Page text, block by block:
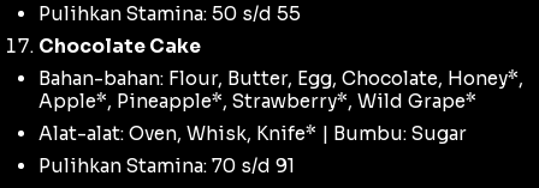
Pulihkan Stamina: 50 s/d 55
Chocolate Cake
Bahan-bahan: Flour, Butter, Egg, Chocolate, Honey*,
Apple*, Pineapple*, Strawberry*, Wild Grape*
Alat-alat: Oven, Whisk, Knife* | Bumbu: Sugar
Pulihkan Stamina: 70 s/d 91